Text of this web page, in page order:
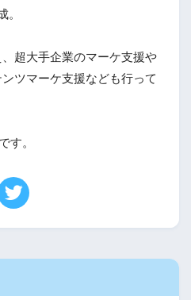
。
超大手企業のマーケ支援や
ツマーケ支援なども行って
す。